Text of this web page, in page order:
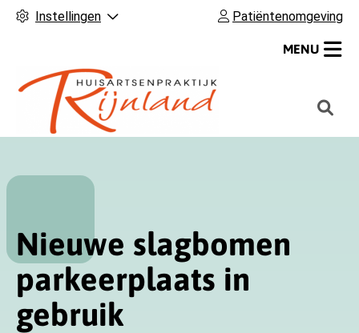
Instellingen Patiëntenomgeving
H
o
MENU
Nieuwe slagbomen
parkeerplaats in
gebruik